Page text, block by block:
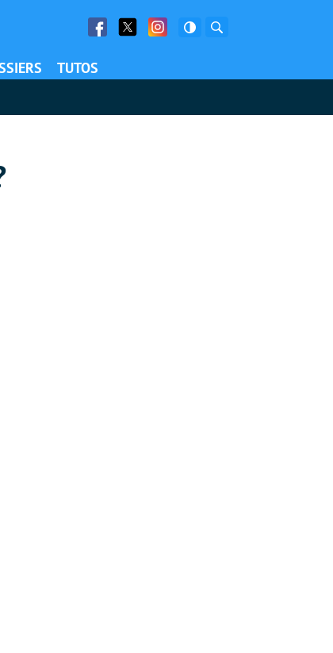
Facebook
Twitter Facebook
TUTOS